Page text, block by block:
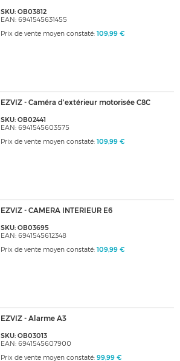
SKU: OB03812
EAN: 6941545631455
Prix de vente moyen constaté: 109,99 €
EZVIZ - Caméra d'extérieur motorisée C8C
SKU: OB02441
EAN: 6941545603575
Prix de vente moyen constaté: 109,99 €
EZVIZ - CAMERA INTERIEUR E6
SKU: OB03695
EAN: 6941545612348
Prix de vente moyen constaté: 109,99 €
EZVIZ - Alarme A3
SKU: OB03013
EAN: 6941545607900
Prix de vente moyen constaté: 99,99 €